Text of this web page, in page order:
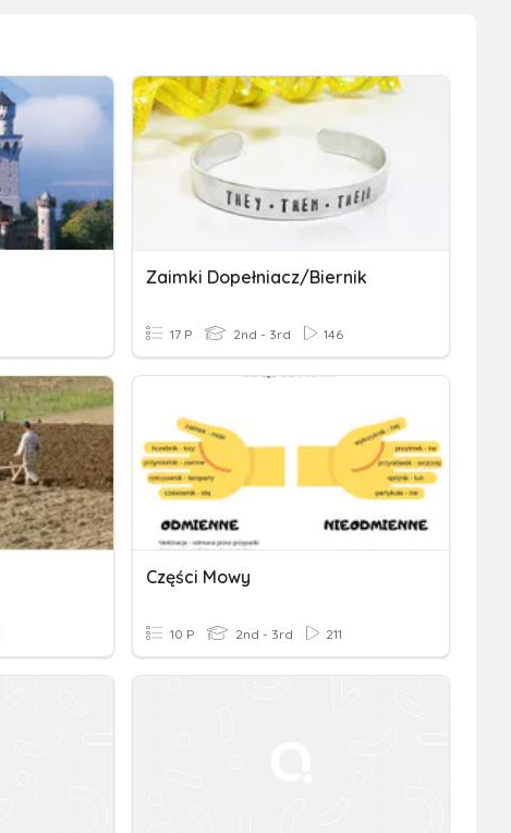
Zaimki Dopełniacz/biernik
17 P 2nd - 3rd 146
Części Mowy
10 P 2nd - 3rd 211